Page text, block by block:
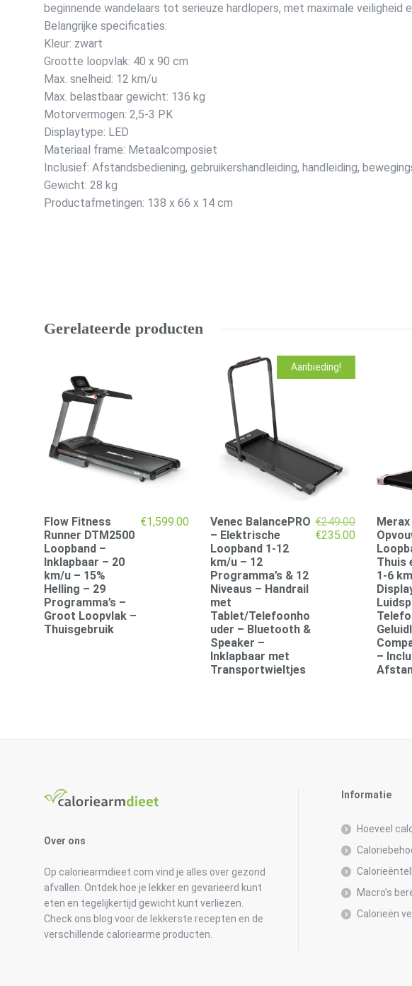
beginnende wandelaars tot serieuze hardlopers, met maximale veiligheid
Belangrijke specificaties:
Kleur: zwart
Grootte loopvlak: 40 x 90 cm
Max. snelheid: 12 km/u
Max. belastbaar gewicht: 136 kg
Motorvermogen: 2,5-3 PK
Displaytype: LED
Materiaal frame: Metaalcomposiet
Inclusief: Afstandsbediening, gebruikershandleiding, handleiding,
Gewicht: 28 kg
Productafmetingen: 138 x 66 x 14 cm
Gerelateerde producten
Flow Fitness
Runner DTM2500
Loopband –
Inklapbaar – 20
km/u – 15%
Helling – 29
Programma’s –
Groot Loopvlak –
Thuisgebruik
€1,599.00
Aanbieding!
Venec BalancePRO
– Elektrische
Loopband 1-12
km/u – 12
Programma’s & 12
Niveaus – Handrail
met
Tablet/Telefoonho
uder – Bluetooth &
Speaker –
Inklapbaar met
Transportwieltjes
€249.00
Oorspronkelijke
€235.00Huidige
€235.00.
Merax
Thuis
1-6
–
Over ons
Op caloriearmdieet.com vind je alles over gezond
afvallen. Ontdek hoe je lekker en gevarieerd kunt
eten en tegelijkertijd gewicht kunt verliezen.
Check ons blog voor de lekkerste recepten en de
verschillende caloriearme producten.
Informatie
Hoeveel
Macro’s
Calorieën